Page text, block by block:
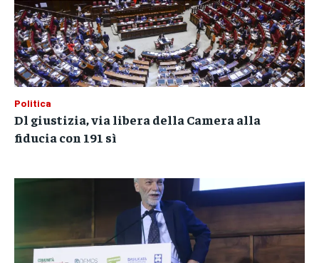
Politica
Dl giustizia, via libera della Camera alla
fiducia con 191 sì